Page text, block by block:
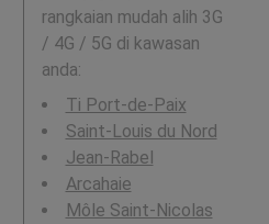
rangkaian mudah alih 3G
/ 4G / 5G di kawasan
anda:
Ti Port-de-Paix
Saint-Louis du Nord
Jean-Rabel
Arcahaie
Môle Saint-Nicolas